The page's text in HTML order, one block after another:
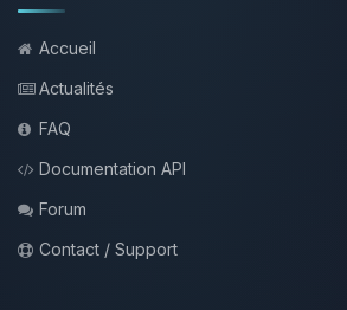
Accueil
Actualités
FAQ
Documentation API
Forum
Contact / Support